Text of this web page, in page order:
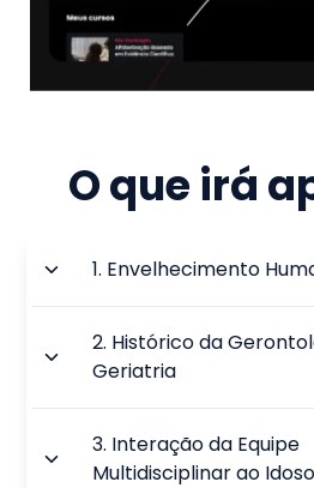
O que irá
1. Envelhecimento
2. Histórico da
Geriatria
3. Interação da Equipe
Multidisciplinar ao Idoso